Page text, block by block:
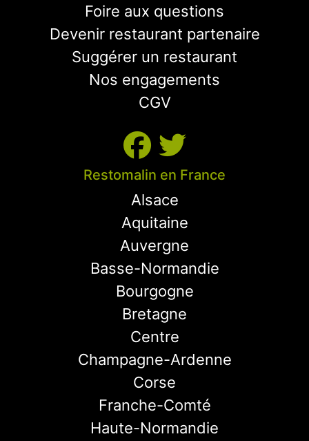
Foire aux questions
Devenir restaurant partenaire
Suggérer un restaurant
Nos engagements
CGV
Restomalin en France
Alsace
Aquitaine
Auvergne
Basse-Normandie
Bourgogne
Bretagne
Centre
Champagne-Ardenne
Corse
Franche-Comté
Haute-Normandie